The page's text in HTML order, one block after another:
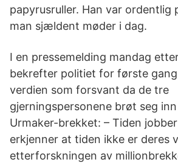
papyrusruller. Han var ordentlig
man sjældent møder i dag.
I en pressemelding mandag
bekrefter politiet for første
verdien som forsvant da de tre
gjerningspersonene brøt seg
Urmaker-brekket: – Tiden
erkjenner at tiden ikke er deres
etterforskningen av